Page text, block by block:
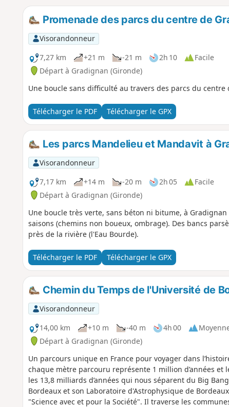
Promenade des parcs du centre de
Visorandonneur
7,27 km
+21 m -21 m 2h 10
Facile
Départ à Gradignan (Gironde)
Une boucle sans difficulté au travers des parcs du centre
Télécharger le PDF Télécharger le GPX
Les parcs Mandelieu et Mandavit à
Visorandonneur
7,17 km
+14 m -20 m 2h 05
Facile
Départ à Gradignan (Gironde)
Une boucle très verte, sans béton ni bitume, à
saisons (chemins non boueux, ombrage). Des bancs
près de la rivière (l'Eau Bourde).
Télécharger le PDF Télécharger le GPX
Chemin du Temps de l'Université de
Visorandonneur
14,00 km
+10 m -40 m 4h 00
Départ à Gradignan (Gironde)
Un parcours unique en France pour voyager dans
chaque mètre parcouru représente 1 million d’années
les 13,8 milliards d’années qui nous séparent du Big
Bordeaux et son Laboratoire d'Astrophysique de
"Science avec et pour la Société". Il traverse les